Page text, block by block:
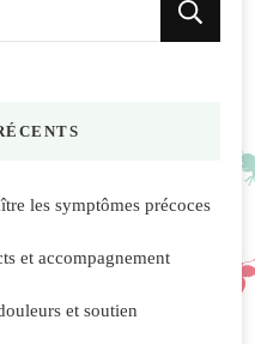
les symptômes précoces
et accompagnement
et soutien